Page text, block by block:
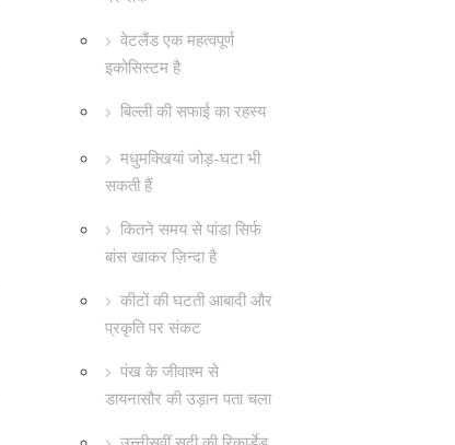
वेटलैंड एक महत्वपूर्ण
इकोसिस्टम है
बिल्ली की सफाई का रहस्य
मधुमक्खियां जोड़-घटा भी
सकती हैं
कितने समय से पांडा सिर्फ
बांस खाकर ज़िन्दा है
कीटों की घटती आबादी और
प्रकृति पर संकट
पंख के जीवाश्म से
डायनासौर की उड़ान पता चला